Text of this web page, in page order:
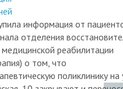
информация от
отделения
реабилитации
о том, что
поликлинику на